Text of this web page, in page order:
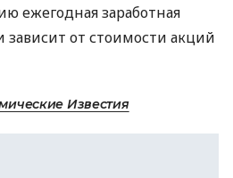
ежегодная заработная
зависит от стоимости акций
Известия